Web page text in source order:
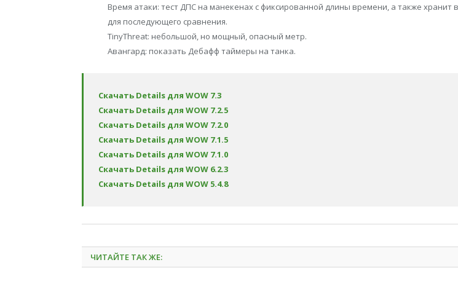
Время атаки: тест ДПС на манекенах с фиксированной длины времени, а также хранит
для последующего сравнения.
TinyThreat: небольшой, но мощный, опасный метр.
Авангард: показать Дебафф таймеры на танка.
Скачать Details для WOW 7.3
Скачать Details для WOW 7.2.5
Скачать Details для WOW 7.2.0
Скачать Details для WOW 7.1.5
Скачать Details для WOW 7.1.0
Скачать Details для WOW 6.2.3
Скачать Details для WOW 5.4.8
ЧИТАЙТЕ ТАК ЖЕ: